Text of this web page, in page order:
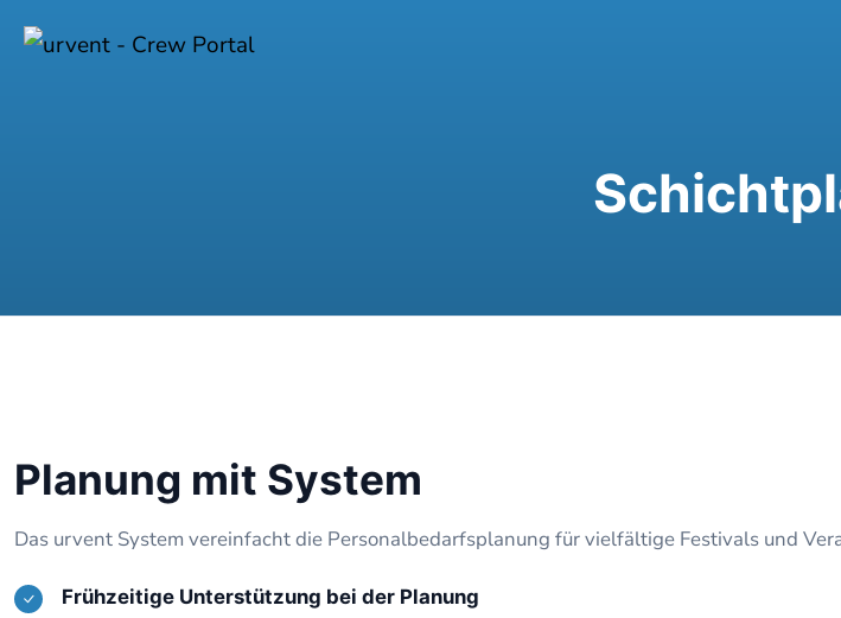
Planung mit System
Das urvent System vereinfacht die Personalbedarfsplanung für vielfältige Festivals und
Frühzeitige Unterstützung bei der Planung